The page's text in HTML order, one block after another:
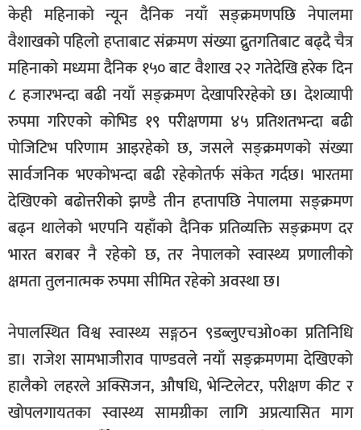
केही महिनाको न्यून दैनिक नयाँ सङ्क्रमणपछि नेपालमा
वैशाखको पहिलो हप्ताबाट संक्रमण संख्या द्रुतगतिबाट बढ्दै चैत्र
महिनाको मध्यमा दैनिक १५० बाट वैशाख २२ गतेदेखि हरेक दिन
८ हजारभन्दा बढी नयाँ सङ्क्रमण देखापरिरहेको छ। देशव्यापी
रुपमा गरिएको कोभिड १९ परीक्षणमा ४५ प्रतिशतभन्दा बढी
पोजिटिभ परिणाम आइरहेको छ, जसले सङ्क्रमणको संख्या
सार्वजनिक भएकोभन्दा बढी रहेकोतर्फ संकेत गर्दछ। भारतमा
देखिएको बढोत्तरीको झण्डै तीन हप्तापछि नेपालमा सङ्क्रमण
बढ्न थालेको भएपनि यहाँको दैनिक प्रतिव्यक्ति सङ्क्रमण दर
भारत बराबर नै रहेको छ, तर नेपालको स्वास्थ्य प्रणालीको
क्षमता तुलनात्मक रुपमा सीमित रहेको अवस्था छ।
नेपालस्थित विश्व स्वास्थ्य सङ्गठन ९डब्लुएचओ०का प्रतिनिधि
डा। राजेश सामभाजीराव पाण्डवले नयाँ सङ्क्रमणमा देखिएको
हालैको लहरले अक्सिजन, औषधि, भेन्टिलेटर, परीक्षण कीट र
खोपलगायतका स्वास्थ्य सामग्रीका लागि अप्रत्यासित माग